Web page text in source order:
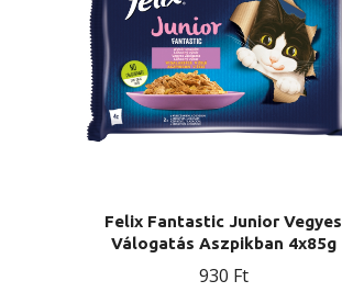
Felix Fantastic Junior Vegyes
Válogatás Aszpikban 4x85g
930 Ft